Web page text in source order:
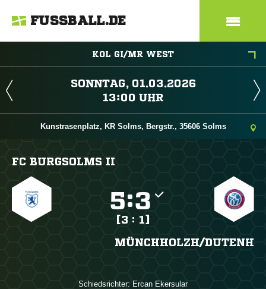
FUSSBALL.DE
KOL GI/MR WEST
 
 
Kunstrasenplatz, KR Solms, Bergstr., 35606 Solms
FC BURGSOLMS II
:
[3 : 1]
MÜNCHHOLZH/​DUTENH
Schiedsrichter:  